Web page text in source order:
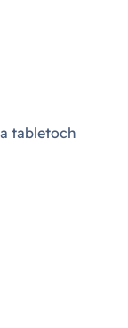
tabletoch